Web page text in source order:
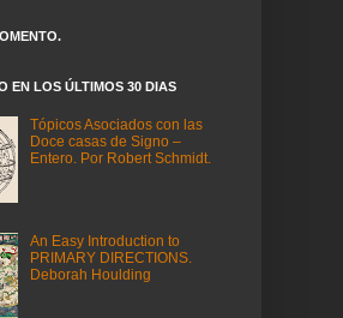
EN LOS ÚLTIMOS 30 DIAS
Tópicos Asociados con las
Doce casas de Signo –
Entero. Por Robert Schmidt.
An Easy Introduction to
PRIMARY DIRECTIONS.
Deborah Houlding